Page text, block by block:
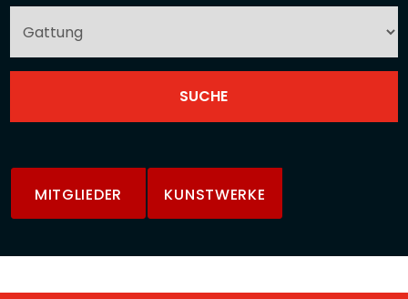
MITGLIEDER KUNSTWERKE